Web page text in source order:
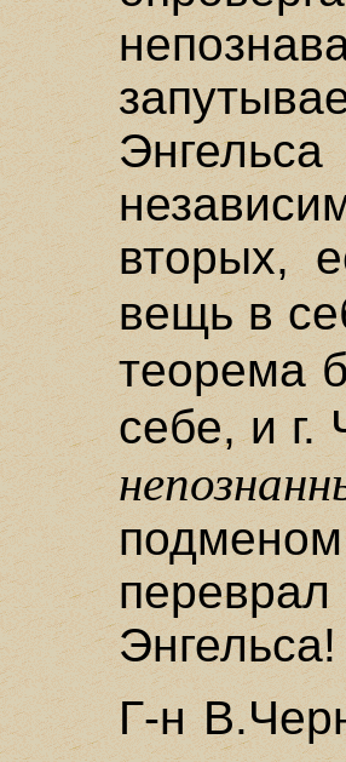
вторых,
вещь в
теорема
себе, и
Энгельса!
Г-н